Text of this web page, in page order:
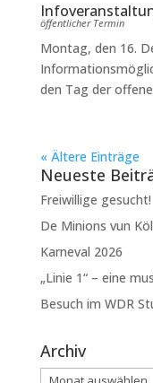
öffentlicher Termin
Montag, den 16.
den Tag der
« Ältere Einträge
Neueste
Freiwillige gesucht!
De Minions vun
Karneval 2026
„Linie 1“ – eine
Besuch im WDR
Archiv